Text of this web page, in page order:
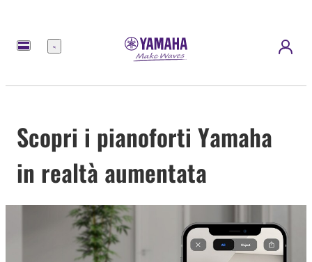
Menu
Scopri i pianoforti Yamaha
in realtà aumentata